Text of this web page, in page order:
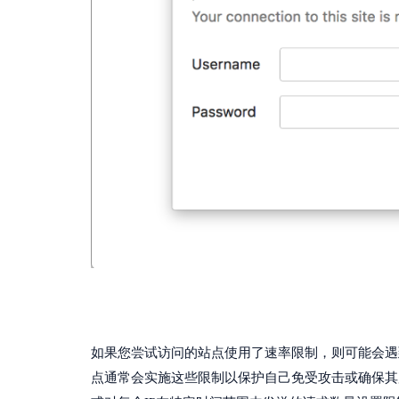
如果您尝试访问的站点使用了速率限制，则可能会
点通常会实施这些限制以保护自己免受攻击或确保